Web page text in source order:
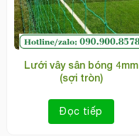
Lưới vây sân bóng 4mm
(sợi tròn)
Đọc tiếp